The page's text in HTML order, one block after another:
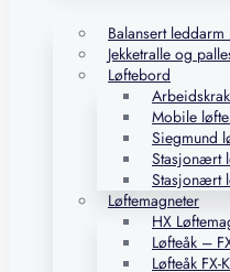
Balansert
Jekketralle og
Løftebord
Mobile
Siegmund
Stasjonært
Stasjonært
Løftemagneter
HX
Løfteåk –
Løfteåk FX-